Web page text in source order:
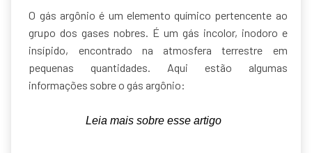
O gás argônio é um elemento químico pertencente ao
grupo dos gases nobres. É um gás incolor, inodoro e
insípido, encontrado na atmosfera terrestre em
pequenas quantidades. Aqui estão algumas
informações sobre o gás argônio: